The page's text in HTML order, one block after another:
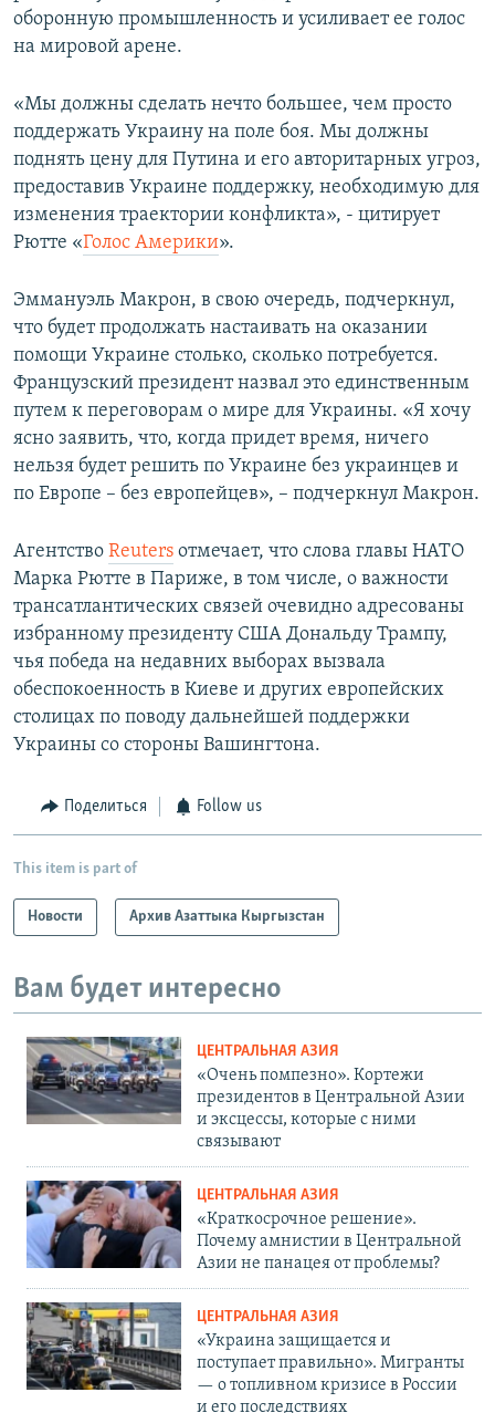
оборонную промышленность и усиливает ее голос
на мировой арене.
«Мы должны сделать нечто большее, чем просто
поддержать Украину на поле боя. Мы должны
поднять цену для Путина и его авторитарных угроз,
предоставив Украине поддержку, необходимую для
изменения траектории конфликта», - цитирует
Рютте «Голос Америки».
Эммануэль Макрон, в свою очередь, подчеркнул,
что будет продолжать настаивать на оказании
помощи Украине столько, сколько потребуется.
Французский президент назвал это единственным
путем к переговорам о мире для Украины. «Я хочу
ясно заявить, что, когда придет время, ничего
нельзя будет решить по Украине без украинцев и
по Европе – без европейцев», – подчеркнул Макрон.
Агентство Reuters отмечает, что слова главы НАТО
Марка Рютте в Париже, в том числе, о важности
трансатлантических связей очевидно адресованы
избранному президенту США Дональду Трампу,
чья победа на недавних выборах вызвала
обеспокоенность в Киеве и других европейских
столицах по поводу дальнейшей поддержки
Украины со стороны Вашингтона.
Поделиться Follow us
This item is part of
Новости Архив Азаттыка Кыргызстан
Вам будет интересно
ЦЕНТРАЛЬНАЯ АЗИЯ
«Очень помпезно». Кортежи
президентов в Центральной Азии
и эксцессы, которые с ними
связывают
ЦЕНТРАЛЬНАЯ АЗИЯ
«Краткосрочное решение».
Почему амнистии в Центральной
Азии не панацея от проблемы?
ЦЕНТРАЛЬНАЯ АЗИЯ
«Украина защищается и
поступает правильно». Мигранты
— о топливном кризисе в России
и его последствиях